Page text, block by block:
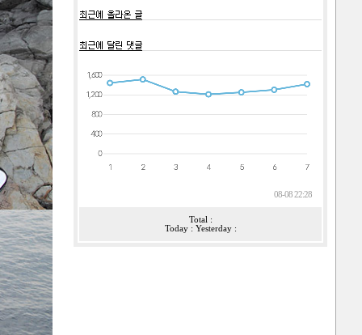
08-08 22:28
Total :
Today : Yesterday :